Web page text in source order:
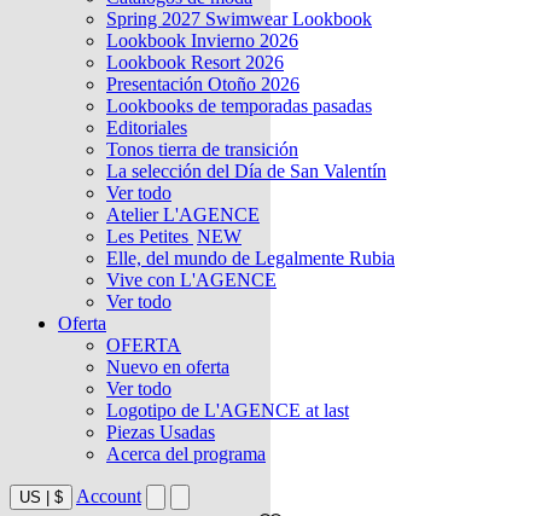
Spring 2027 Swimwear Lookbook
Lookbook Invierno 2026
Lookbook Resort 2026
Presentación Otoño 2026
Lookbooks de temporadas pasadas
Editoriales
Tonos tierra de transición
La selección del Día de San Valentín
Ver todo
Atelier L'AGENCE
Les Petites NEW
Elle, del mundo de Legalmente Rubia
Vive con L'AGENCE
Ver todo
Oferta
OFERTA
Nuevo en oferta
Ver todo
Logotipo de L'AGENCE at last
Piezas Usadas
Acerca del programa
US $ Account